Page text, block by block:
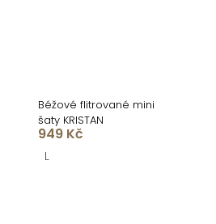
Béžové flitrované mini
šaty KRISTAN
949 Kč
L